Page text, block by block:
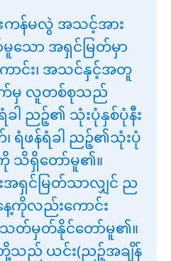
ကန်မလွဲ အသင့်အား
မူသော အရှင်မြတ်မှာ
င်း၊ အသင်နှင့်အတူ
မှ လူတစ်စုသည်
ခါ ညဉ့်၏ သုံးပုံနှစ်ပုံနီး
၊ ရံဖန်ရံခါ ညဉ့်၏သုံးပုံ
သိရှိတော်မူ၏။
အရှင်မြတ်သာလျှင် ည
ေ့ကိုလည်းကောင်း
သတ်မှတ်နိုင်တော်မူ၏။
သည် ယင်း(ညဉ့်အချိန်